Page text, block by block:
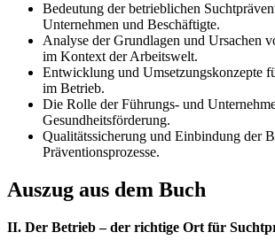
Bedeutung der betrieblichen
Unternehmen und Beschäftigte.
Analyse der Grundlagen und Ursachen
im Kontext der Arbeitswelt.
Entwicklung und Umsetzungskonzepte
im Betrieb.
Die Rolle der Führungs- und
Gesundheitsförderung.
Qualitätssicherung und Einbindung der
Präventionsprozesse.
Auszug aus dem Buch
II. Der Betrieb – der richtige Ort für